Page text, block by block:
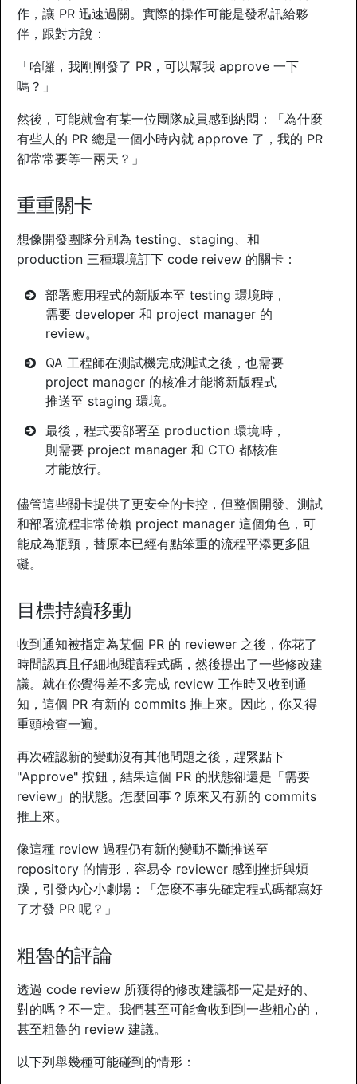
作，讓 PR 迅速過關。實際的操作可能是發私訊給夥
伴，跟對方說：
「哈囉，我剛剛發了 PR，可以幫我 approve 一下
嗎？」
然後，可能就會有某一位團隊成員感到納悶：「為什麼
有些人的 PR 總是一個小時內就 approve 了，我的 PR
卻常常要等一兩天？」
重重關卡
想像開發團隊分別為 testing、staging、和
production 三種環境訂下 code reivew 的關卡：
部署應用程式的新版本至 testing 環境時，
需要 developer 和 project manager 的
review。
QA 工程師在測試機完成測試之後，也需要
project manager 的核准才能將新版程式
推送至 staging 環境。
最後，程式要部署至 production 環境時，
則需要 project manager 和 CTO 都核准
才能放行。
儘管這些關卡提供了更安全的卡控，但整個開發、測試
和部署流程非常倚賴 project manager 這個角色，可
能成為瓶頸，替原本已經有點笨重的流程平添更多阻
礙。
目標持續移動
收到通知被指定為某個 PR 的 reviewer 之後，你花了
時間認真且仔細地閱讀程式碼，然後提出了一些修改建
議。就在你覺得差不多完成 review 工作時又收到通
知，這個 PR 有新的 commits 推上來。因此，你又得
重頭檢查一遍。
再次確認新的變動沒有其他問題之後，趕緊點下
"Approve" 按鈕，結果這個 PR 的狀態卻還是「需要
review」的狀態。怎麼回事？原來又有新的 commits
推上來。
像這種 review 過程仍有新的變動不斷推送至
repository 的情形，容易令 reviewer 感到挫折與煩
躁，引發內心小劇場：「怎麼不事先確定程式碼都寫好
了才發 PR 呢？」
粗魯的評論
透過 code review 所獲得的修改建議都一定是好的、
對的嗎？不一定。我們甚至可能會收到到一些粗心的，
甚至粗魯的 review 建議。
以下列舉幾種可能碰到的情形：